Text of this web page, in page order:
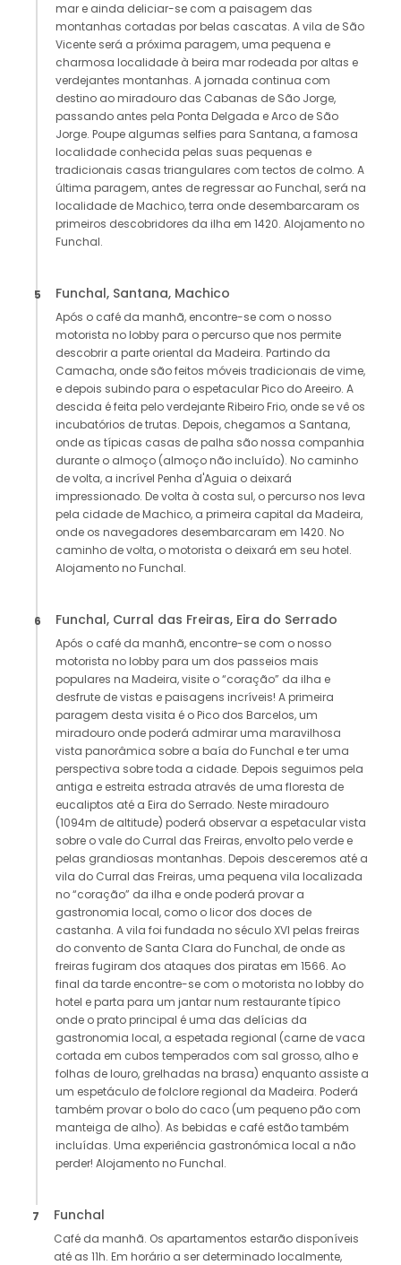
mar e ainda deliciar-se com a paisagem das
montanhas cortadas por belas cascatas. A vila de São
Vicente será a próxima paragem, uma pequena e
charmosa localidade à beira mar rodeada por altas e
verdejantes montanhas. A jornada continua com
destino ao miradouro das Cabanas de São Jorge,
passando antes pela Ponta Delgada e Arco de São
Jorge. Poupe algumas selfies para Santana, a famosa
localidade conhecida pelas suas pequenas e
tradicionais casas triangulares com tectos de colmo. A
última paragem, antes de regressar ao Funchal, será na
localidade de Machico, terra onde desembarcaram os
primeiros descobridores da ilha em 1420. Alojamento no
Funchal.
5 Funchal, Santana, Machico
Após o café da manhã, encontre-se com o nosso
motorista no lobby para o percurso que nos permite
descobrir a parte oriental da Madeira. Partindo da
Camacha, onde são feitos móveis tradicionais de vime,
e depois subindo para o espetacular Pico do Areeiro. A
descida é feita pelo verdejante Ribeiro Frio, onde se vê os
incubatórios de trutas. Depois, chegamos a Santana,
onde as típicas casas de palha são nossa companhia
durante o almoço (almoço não incluído). No caminho
de volta, a incrível Penha d'Aguia o deixará
impressionado. De volta à costa sul, o percurso nos leva
pela cidade de Machico, a primeira capital da Madeira,
onde os navegadores desembarcaram em 1420. No
caminho de volta, o motorista o deixará em seu hotel.
Alojamento no Funchal.
6 Funchal, Curral das Freiras, Eira do Serrado
Após o café da manhã, encontre-se com o nosso
motorista no lobby para um dos passeios mais
populares na Madeira, visite o “coração” da ilha e
desfrute de vistas e paisagens incríveis! A primeira
paragem desta visita é o Pico dos Barcelos, um
miradouro onde poderá admirar uma maravilhosa
vista panorâmica sobre a baía do Funchal e ter uma
perspectiva sobre toda a cidade. Depois seguimos pela
antiga e estreita estrada através de uma floresta de
eucaliptos até a Eira do Serrado. Neste miradouro
(1094m de altitude) poderá observar a espetacular vista
sobre o vale do Curral das Freiras, envolto pelo verde e
pelas grandiosas montanhas. Depois desceremos até a
vila do Curral das Freiras, uma pequena vila localizada
no “coração” da ilha e onde poderá provar a
gastronomia local, como o licor dos doces de
castanha. A vila foi fundada no século XVI pelas freiras
do convento de Santa Clara do Funchal, de onde as
freiras fugiram dos ataques dos piratas em 1566. Ao
final da tarde encontre-se com o motorista no lobby do
hotel e parta para um jantar num restaurante típico
onde o prato principal é uma das delícias da
gastronomia local, a espetada regional (carne de vaca
cortada em cubos temperados com sal grosso, alho e
folhas de louro, grelhadas na brasa) enquanto assiste a
um espetáculo de folclore regional da Madeira. Poderá
também provar o bolo do caco (um pequeno pão com
manteiga de alho). As bebidas e café estão também
incluídas. Uma experiência gastronómica local a não
perder! Alojamento no Funchal.
7 Funchal
Café da manhã. Os apartamentos estarão disponíveis
até as 11h. Em horário a ser determinado localmente,